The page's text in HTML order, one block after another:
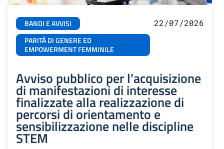
BANDI E AVVISI
PARITÀ DI GENERE ED
EMPOWERMENT FEMMINILE
22/07/2026
Avviso pubblico per l’acquisizione
di manifestazioni di interesse
finalizzate alla realizzazione di
percorsi di orientamento e
sensibilizzazione nelle discipline
STEM